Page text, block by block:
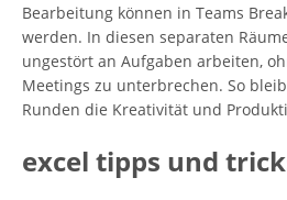
Bearbeitung können in Teams
werden. In diesen separaten
ungestört an Aufgaben arbeiten,
Meetings zu unterbrechen. So
Runden die Kreativität und
excel tipps und